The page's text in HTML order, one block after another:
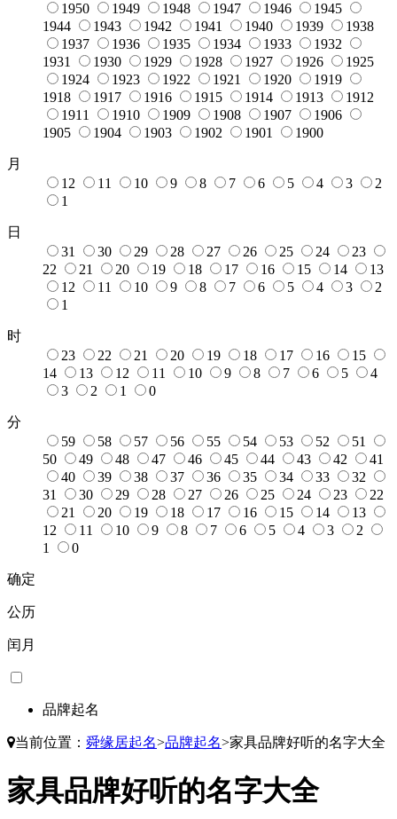
1950
1949 1948 1947 1946
1945
1944
1943 1942 1941 1940 1939
1938
1937
1936 1935 1934 1933
1932
1931
1930 1929 1928 1927 1926
1925
1924
1923 1922 1921 1920
1919
1918
1917 1916 1915 1914 1913
1912
1911
1910 1909 1908 1907
1906
1905
1904 1903 1902 1901 1900
月
12
11 10 9 8 7 6 5 4 3
2
1
日
31
30 29 28 27 26 25 24
23
22
21 20 19 18 17 16 15 14
13
12
11 10 9 8 7 6 5 4 3
2
1
时
23
22 21 20 19 18 17 16
15
14
13 12 11 10 9 8 7 6 5
4
3
2 1 0
分
59
58 57 56 55 54 53 52
51
50
49 48 47 46 45 44 43 42
41
40
39 38 37 36 35 34 33
32
31
30 29 28 27 26 25 24 23
22
21
20 19 18 17 16 15 14
13
12
11 10 9 8 7 6 5 4 3
2
1
0
确定
公历
闰月
品牌起名
当前位置： 舜缘居起名>品牌起名>家具品牌好听的名字大全
家具品牌好听的名字大全